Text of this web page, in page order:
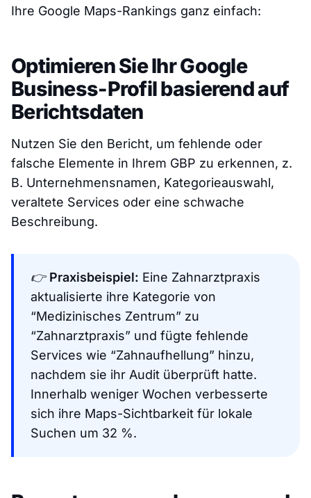
Ihre Google Maps-Rankings ganz einfach:
Optimieren Sie Ihr Google
Business-Profil basierend auf
Berichtsdaten
Nutzen Sie den Bericht, um fehlende oder
falsche Elemente in Ihrem GBP zu erkennen, z.
B. Unternehmensnamen, Kategorieauswahl,
veraltete Services oder eine schwache
Beschreibung.
👉Praxisbeispiel: Eine Zahnarztpraxis
aktualisierte ihre Kategorie von
“Medizinisches Zentrum” zu
“Zahnarztpraxis” und fügte fehlende
Services wie “Zahnaufhellung” hinzu,
nachdem sie ihr Audit überprüft hatte.
Innerhalb weniger Wochen verbesserte
sich ihre Maps-Sichtbarkeit für lokale
Suchen um 32 %.